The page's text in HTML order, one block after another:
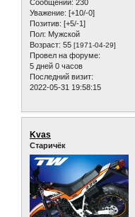
Сообщений: 230
Уважение: [+10/-0]
Позитив: [+5/-1]
Пол: Мужской
Возраст: 55 [1971-04-29]
Провел на форуме:
5 дней 0 часов
Последний визит:
2022-05-31 19:58:15
Kvas
Старичёк